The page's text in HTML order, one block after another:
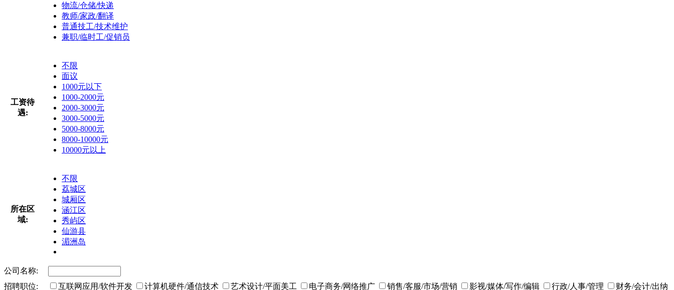
物流/仓储/快递
教师/家政/翻译
普通技工/技术维护
兼职/临时工/促销员
工资待
遇:
不限
面议
1000元以下
1000-2000元
2000-3000元
3000-5000元
5000-8000元
8000-10000元
10000元以上
所在区
域:
不限
荔城区
城厢区
涵江区
秀屿区
仙游县
湄洲岛
公司名称:
招聘职位:
互联网应用/软件开发 计算机硬件/通信技术 艺术设计/平面美工 电子商务/网络推广 销售/客服/市场/营销 影视/媒体/写作/编辑 行政/人事/管理
财务/会计/出纳